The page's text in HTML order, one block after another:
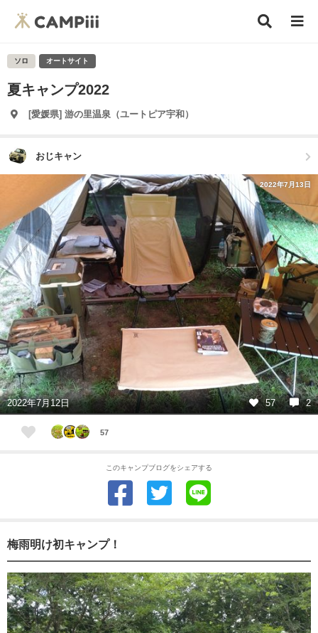
ソロ オートサイト
夏キャンプ2022
[愛媛県] 游の里温泉（ユートピア宇和）
おじキャン
2022年7月13日
2022年7月12日 57 2
57
このキャンプブログをシェアする
梅雨明け初キャンプ！